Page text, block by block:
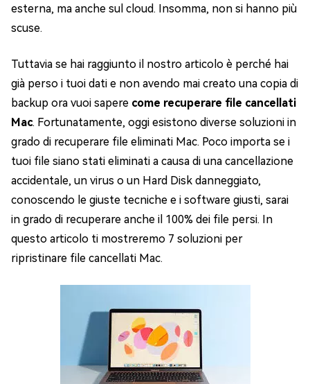
esterna, ma anche sul cloud. Insomma, non si hanno più
scuse.
Tuttavia se hai raggiunto il nostro articolo è perché hai
già perso i tuoi dati e non avendo mai creato una copia di
backup ora vuoi sapere come recuperare file cancellati
Mac. Fortunatamente, oggi esistono diverse soluzioni in
grado di recuperare file eliminati Mac. Poco importa se i
tuoi file siano stati eliminati a causa di una cancellazione
accidentale, un virus o un Hard Disk danneggiato,
conoscendo le giuste tecniche e i software giusti, sarai
in grado di recuperare anche il 100% dei file persi. In
questo articolo ti mostreremo 7 soluzioni per
ripristinare file cancellati Mac.